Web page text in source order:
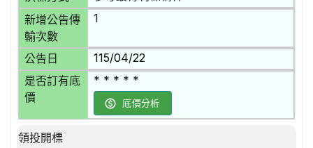
新增公告傳
輸次數
1
公告日 115/04/22
是否訂有底
價
* * * * *
底價分析
領投開標